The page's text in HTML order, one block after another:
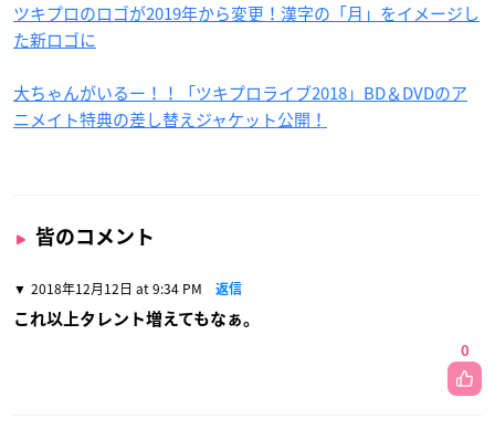
ツキプロのロゴが2019年から変更！漢字の「月」をイメージし
た新ロゴに
大ちゃんがいるー！！「ツキプロライブ2018」BD＆DVDのア
ニメイト特典の差し替えジャケット公開！
皆のコメント
2018年12月12日 at 9:34 PM 返信
これ以上タレント増えてもなぁ。
0